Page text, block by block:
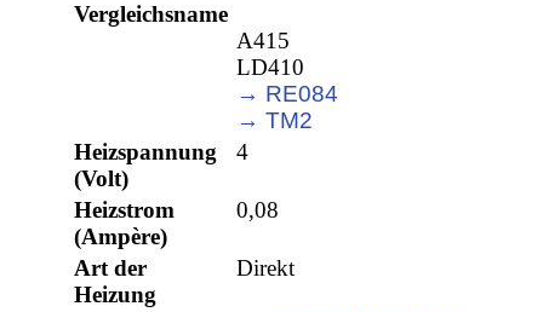
Vergleichsname
A415
LD410
→ RE084
→ TM2
Heizspannung
(Volt)
4
Heizstrom
(Ampère)
0,08
Art der
Heizung
Direkt